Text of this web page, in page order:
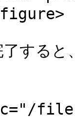
する
files/